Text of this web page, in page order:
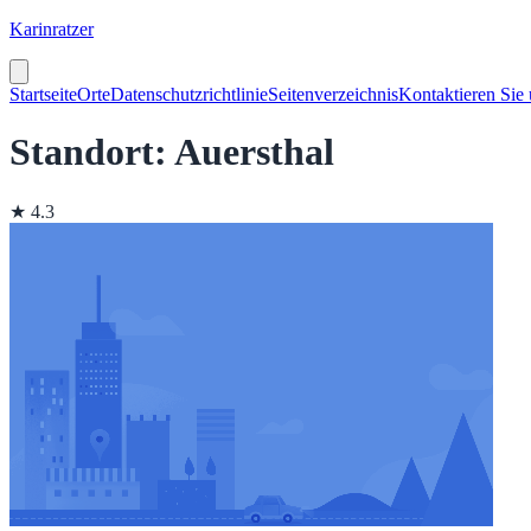
Karinratzer
StartseiteOrteDatenschutzrichtlinieSeitenverzeichnisKontaktieren Sie
Standort: Auersthal
★ 4.3